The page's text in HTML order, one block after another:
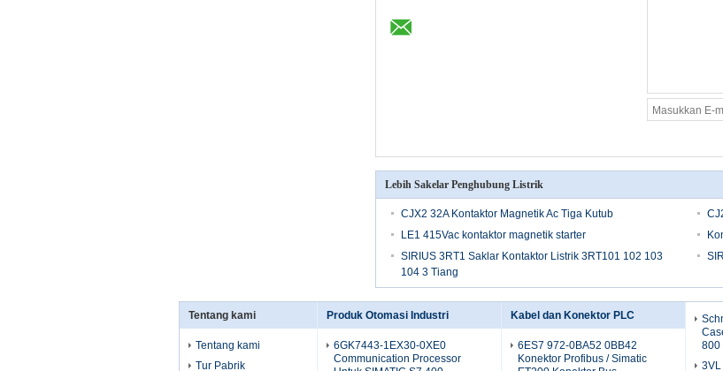
Lebih Sakelar Penghubung Listrik
CJX2 32A Kontaktor Magnetik Ac Tiga Kutub
LE1 415Vac kontaktor magnetik starter
SIRIUS 3RT1 Saklar Kontaktor Listrik 3RT101 102 103
104 3 Tiang
Tentang kami
Tentang kami
Tur Pabrik
Produk Otomasi Industri
6GK7443-1EX30-0XE0
Communication Processor
Kabel dan Konektor PLC
6ES7 972-0BA52 0BB42
Konektor Profibus / Simatic
800
3VL